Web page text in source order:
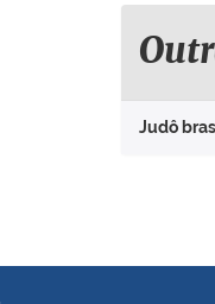
Judô